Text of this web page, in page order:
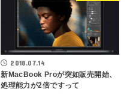
2018.07.14
新MacBook Proが突如販売開始、
処理能力が2倍ですって